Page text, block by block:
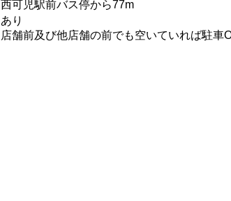
西可児駅前バス停から77m
あり
店舗前及び他店舗の前でも空いていれば駐車